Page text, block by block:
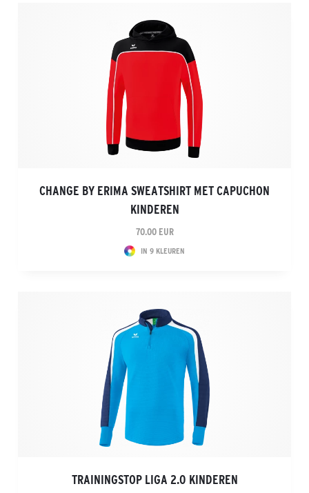
CHANGE BY ERIMA SWEATSHIRT MET CAPUCHON
KINDEREN
70.00 EUR
IN 9 KLEUREN
TRAININGSTOP LIGA 2.0 KINDEREN